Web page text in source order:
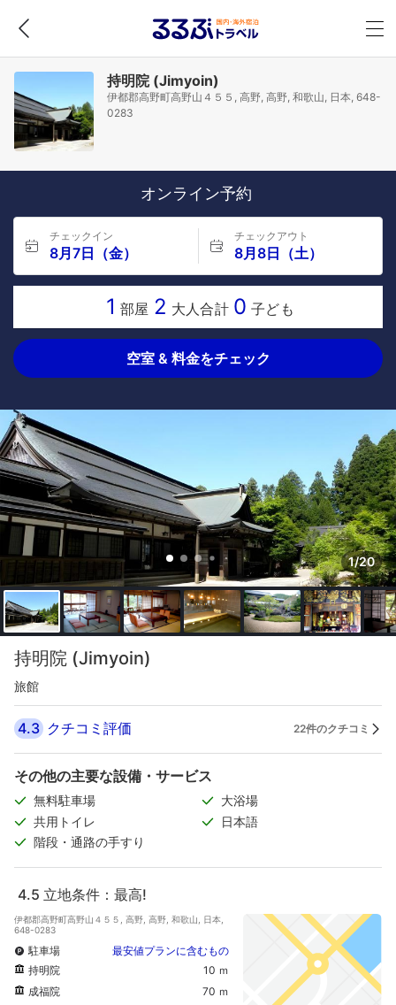
持明院 (Jimyoin)
伊都郡高野町高野山４５５, 高野, 高野, 和歌山, 日本, 648-
0283
オンライン予約
チェックイン
8月7日（金）
チェックアウト
8月8日（土）
1 部屋 2 大人合計 0 子ども
空室 & 料金をチェック
1/20
持明院 (Jimyoin)
旅館
4.3 クチコミ評価 22件のクチコミ
その他の主要な設備・サービス
無料駐車場
大浴場
共用トイレ
日本語
階段・通路の手すり
4.5 立地条件：最高!
伊都郡高野町高野山４５５, 高野, 高野, 和歌山, 日本,
648-0283
駐車場
最安値プランに含むもの
持明院
10 ｍ
成福院
70 ｍ